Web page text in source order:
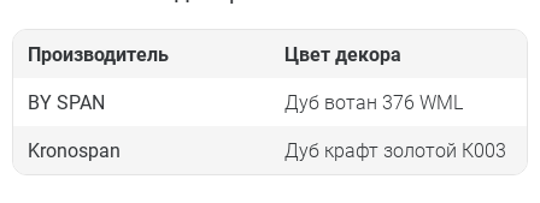
Производитель Цвет декора
BY SPAN Дуб вотан 376 WML
Kronospan Дуб крафт золотой К003